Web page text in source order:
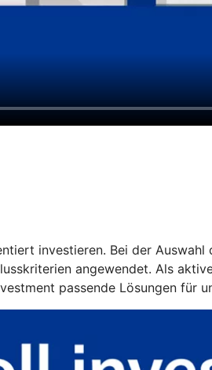
investieren. Bei der
angewendet. Als
passende Lösungen für